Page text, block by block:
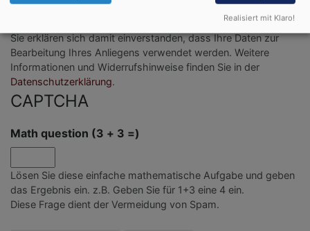
Sie erklären sich damit einverstanden, dass Ihre Daten zur
Bearbeitung Ihres Anliegens verwendet werden. Weitere
Informationen und Widerrufshinweise finden Sie in der
Datenschutzerklärung.
CAPTCHA
Math question (3 + 3 =)
Lösen Sie diese einfache mathematische Aufgabe und geben
das Ergebnis ein. z.B. Geben Sie für 1+3 eine 4 ein.
Diese Frage dient der Vermeidung von Spam.
Realisiert mit Klaro!